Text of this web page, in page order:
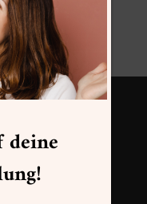
Sonstiges
Workshops
deine